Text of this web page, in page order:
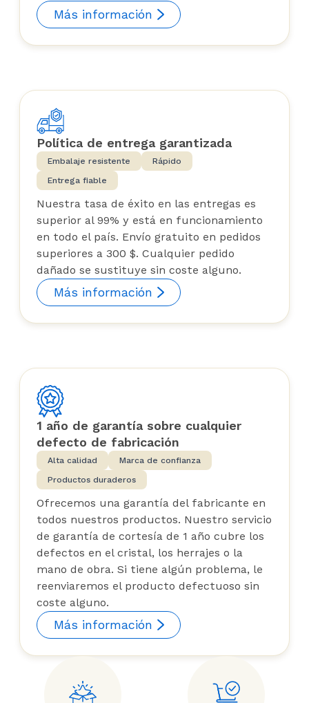
Más información
Política de entrega garantizada
Embalaje resistente
Rápido
Entrega fiable
Nuestra tasa de éxito en las entregas es
superior al 99% y está en funcionamiento
en todo el país. Envío gratuito en pedidos
superiores a 300 $. Cualquier pedido
dañado se sustituye sin coste alguno.
Más información
1 año de garantía sobre cualquier
defecto de fabricación
Alta calidad
Marca de confianza
Productos duraderos
Ofrecemos una garantía del fabricante en
todos nuestros productos. Nuestro servicio
de garantía de cortesía de 1 año cubre los
defectos en el cristal, los herrajes o la
mano de obra. Si tiene algún problema, le
reenviaremos el producto defectuoso sin
coste alguno.
Más información